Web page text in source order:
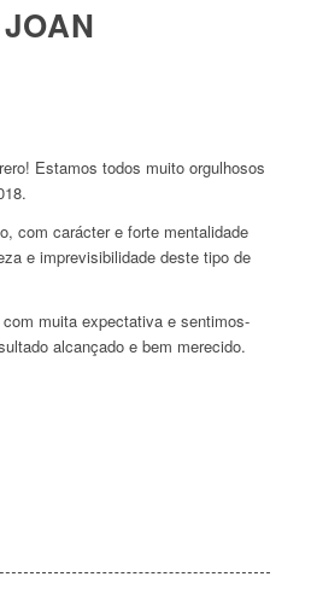
Estamos todos muito orgulhosos
com carácter e forte mentalidade
e imprevisibilidade deste tipo de
muita expectativa e sentimos-
alcançado e bem merecido.